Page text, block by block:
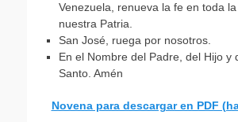
Venezuela, renueva la fe en toda
nuestra Patria.
San José, ruega por nosotros.
En el Nombre del Padre, del Hijo y
Santo. Amén
Novena para descargar en PDF